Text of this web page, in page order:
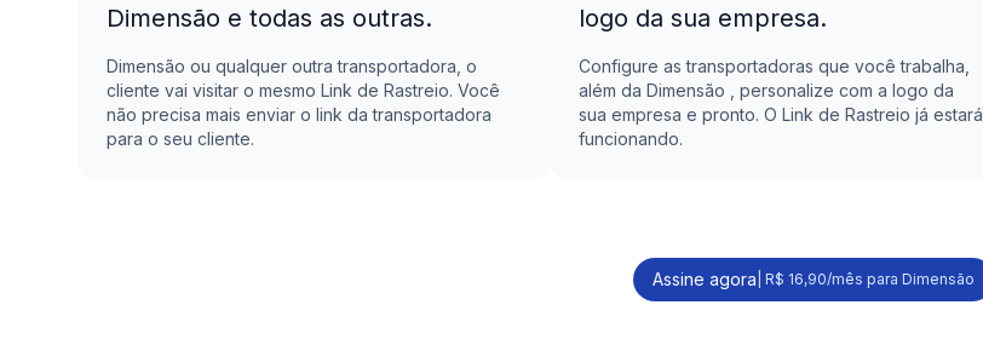
Dimensão e todas as outras.
Dimensão ou qualquer outra transportadora, o
cliente vai visitar o mesmo Link de Rastreio. Você
não precisa mais enviar o link da transportadora
para o seu cliente.
logo da sua empresa.
Configure as transportadoras que você trabalha,
além daDimensão
, personalize com a logo da
sua empresa e pronto. O Link de Rastreio já estará
funcionando.
Assine agora R$ 16,90/mês para Dimensão